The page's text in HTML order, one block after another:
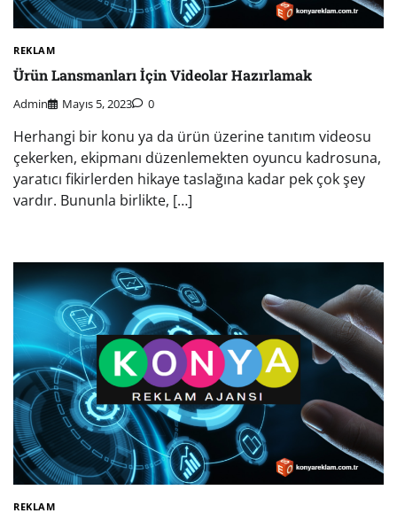
REKLAM
Ürün Lansmanları İçin Videolar Hazırlamak
Admin Mayıs 5, 2023 0
Herhangi bir konu ya da ürün üzerine tanıtım videosu
çekerken, ekipmanı düzenlemekten oyuncu kadrosuna,
yaratıcı fikirlerden hikaye taslağına kadar pek çok şey
vardır. Bununla birlikte, […]
REKLAM